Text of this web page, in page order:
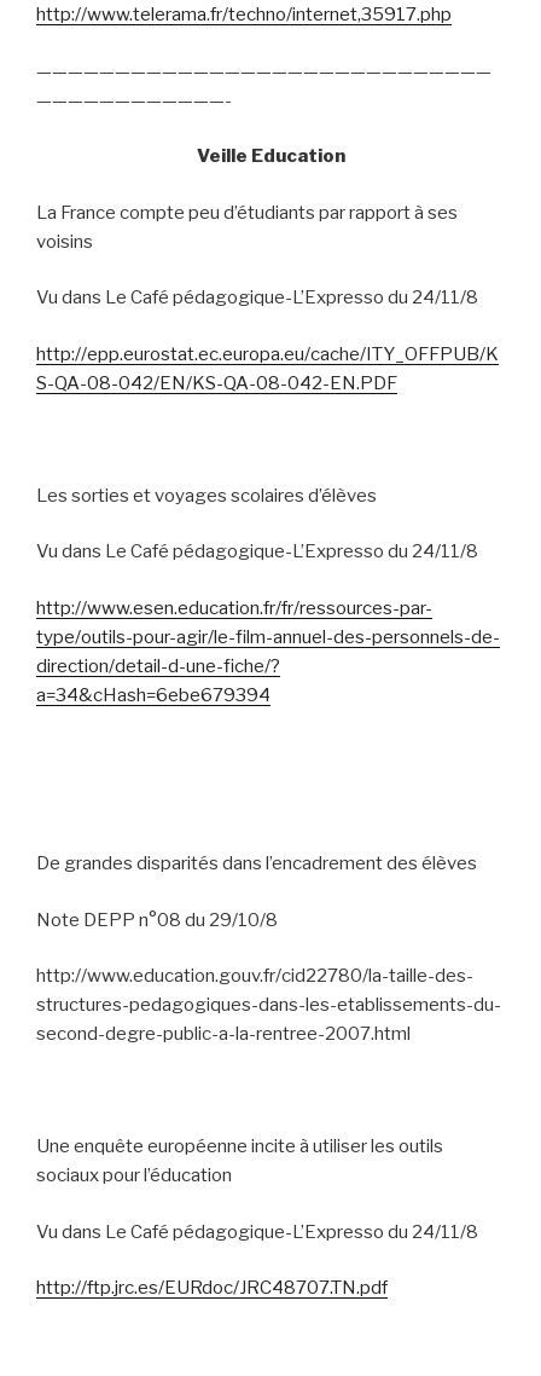
http://www.telerama.fr/techno/internet,35917.php
—————————————————————————————
————————————-
Veille Education
La France compte peu d’étudiants par rapport à ses
voisins
Vu dans Le Café pédagogique-L’Expresso du 24/11/8
http://epp.eurostat.ec.europa.eu/cache/ITY_OFFPUB/K
S-QA-08-042/EN/KS-QA-08-042-EN.PDF
Les sorties et voyages scolaires d’élèves
Vu dans Le Café pédagogique-L’Expresso du 24/11/8
http://www.esen.education.fr/fr/ressources-par-
type/outils-pour-agir/le-film-annuel-des-personnels-de-
direction/detail-d-une-fiche/?
a=34&cHash=6ebe679394
De grandes disparités dans l’encadrement des élèves
Note DEPP n°08 du 29/10/8
http://www.education.gouv.fr/cid22780/la-taille-des-
structures-pedagogiques-dans-les-etablissements-du-
second-degre-public-a-la-rentree-2007.html
Une enquête européenne incite à utiliser les outils
sociaux pour l’éducation
Vu dans Le Café pédagogique-L’Expresso du 24/11/8
http://ftp.jrc.es/EURdoc/JRC48707.TN.pdf